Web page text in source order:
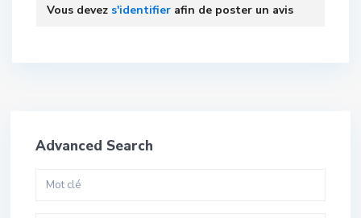
Vous devez s'identifier afin de poster un avis
Advanced Search